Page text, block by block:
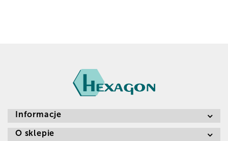
Informacje
O sklepie